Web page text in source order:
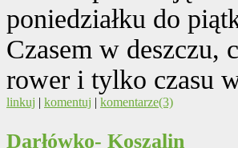
poniedziałku do
Czasem w
rower i tylko czasu
linkuj | komentuj | komentarze(3)
Darłówko- Koszalin